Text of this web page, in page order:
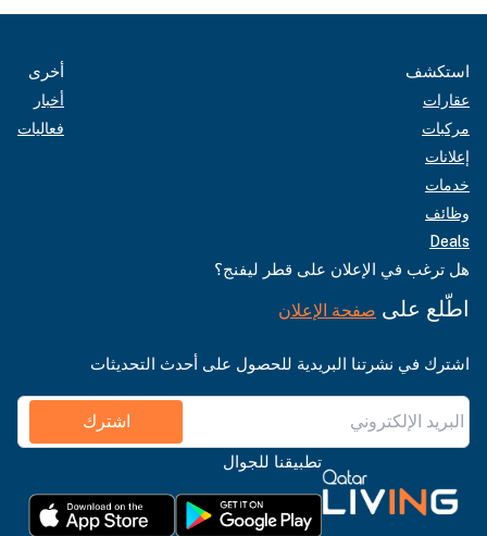
استكشف
عقارات
مركبات
إعلانات
خدمات
وظائف
Deals
أخرى
أخبار
فعاليات
هل ترغب في الإعلان على قطر ليفنج؟
اطّلع على صفحة الإعلان
اشترك في نشرتنا البريدية للحصول على أحدث التحديثات
اشترك
تطبيقنا للجوال